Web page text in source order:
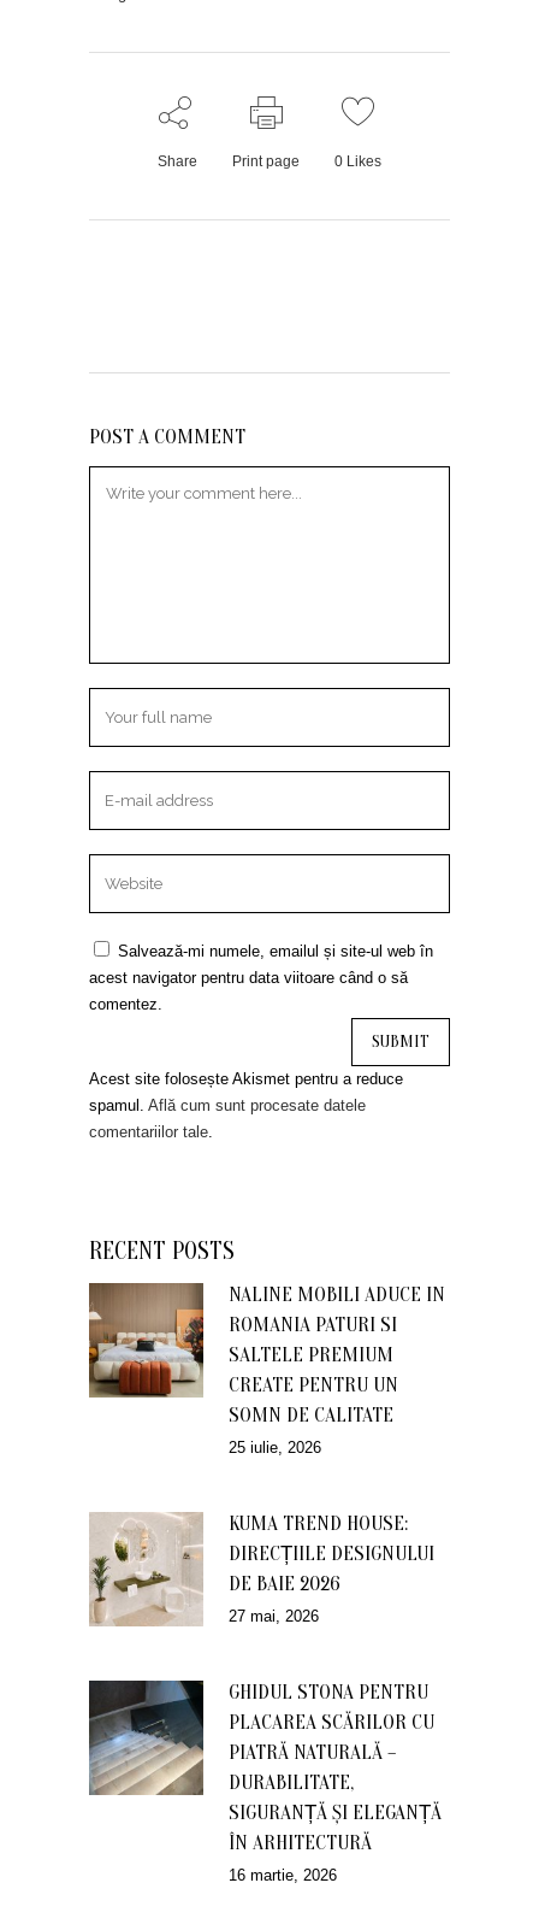
Share Print page 0 Likes
POST A COMMENT
Salvează-mi numele, emailul și site-ul web în
acest navigator pentru data viitoare când o să
comentez.
Acest site folosește Akismet pentru a reduce
spamul. Află cum sunt procesate datele
comentariilor tale
RECENT POSTS
NALINE MOBILI ADUCE IN
ROMANIA PATURI SI
SALTELE PREMIUM
CREATE PENTRU UN
SOMN DE CALITATE
25 iulie, 2026
KUMA TREND HOUSE:
DIRECȚIILE DESIGNULUI
DE BAIE 2026
27 mai, 2026
GHIDUL STONA PENTRU
PLACAREA SCĂRILOR CU
PIATRĂ NATURALĂ –
DURABILITATE,
SIGURANȚĂ ȘI ELEGANȚĂ
ÎN ARHITECTURĂ
16 martie, 2026